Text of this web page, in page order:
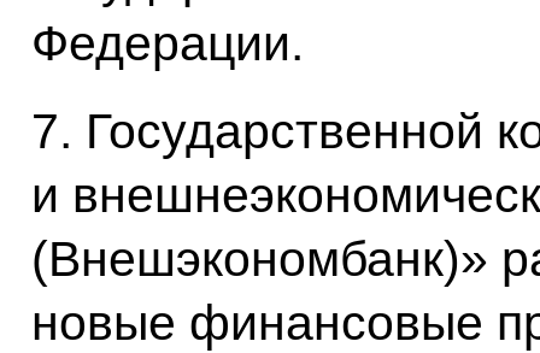
Федерации.
7. Государственной
и
(Внешэкономбанк)»
новые финансовые